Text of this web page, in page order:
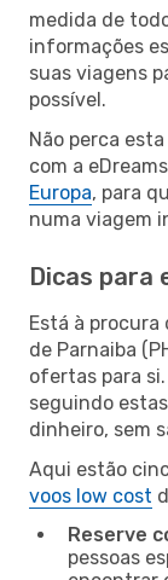
medida de
informações
suas viagens
possível.
Não perca
com a
Europa, para
numa viagem
Dicas para
Está à procura
de Parnaiba
ofertas para
seguindo
dinheiro, sem
Aqui estão
voos low cost
Reserve
pessoas